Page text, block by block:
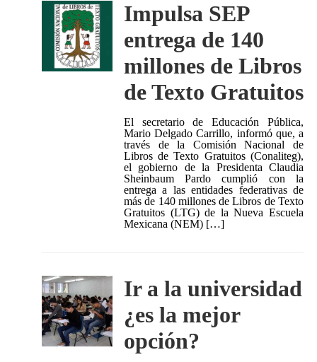
Impulsa SEP
entrega de 140
millones de Libros
de Texto Gratuitos
El secretario de Educación Pública,
Mario Delgado Carrillo, informó que, a
través de la Comisión Nacional de
Libros de Texto Gratuitos (Conaliteg),
el gobierno de la Presidenta Claudia
Sheinbaum Pardo cumplió con la
entrega a las entidades federativas de
más de 140 millones de Libros de Texto
Gratuitos (LTG) de la Nueva Escuela
Mexicana (NEM) […]
Ir a la universidad
¿es la mejor
opción?